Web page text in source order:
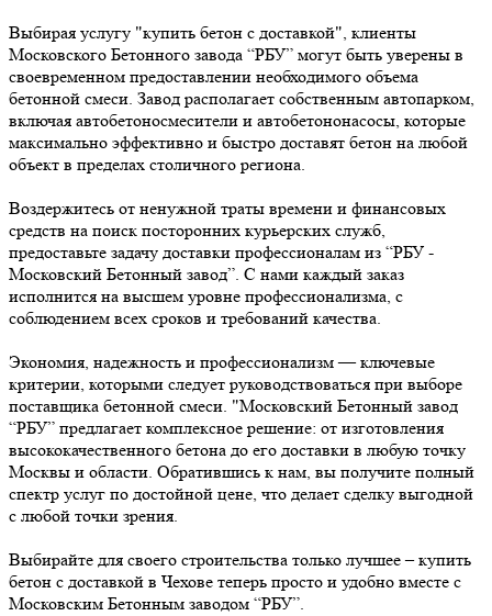
Выбирая услугу "купить бетон с доставкой", клиенты
Московского Бетонного завода “РБУ” могут быть уверены в
своевременном предоставлении необходимого объема
бетонной смеси. Завод располагает собственным автопарком,
включая автобетоносмесители и автобетононасосы, которые
максимально эффективно и быстро доставят бетон на любой
объект в пределах столичного региона.
Воздержитесь от ненужной траты времени и финансовых
средств на поиск посторонних курьерских служб,
предоставьте задачу доставки профессионалам из “РБУ -
Московский Бетонный завод”. С нами каждый заказ
исполнится на высшем уровне профессионализма, с
соблюдением всех сроков и требований качества.
Экономия, надежность и профессионализм — ключевые
критерии, которыми следует руководствоваться при выборе
поставщика бетонной смеси. "Московский Бетонный завод
“РБУ” предлагает комплексное решение: от изготовления
высококачественного бетона до его доставки в любую точку
Москвы и области. Обратившись к нам, вы получите полный
спектр услуг по достойной цене, что делает сделку выгодной
с любой точки зрения.
Выбирайте для своего строительства только лучшее – купить
бетон с доставкой в Чехове теперь просто и удобно вместе с
Московским Бетонным заводом “РБУ”.